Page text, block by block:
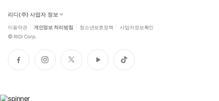
리디(주) 사업자 정보
이용약관 개인정보 처리방침 청소년보호정책 사업자정보확인
© RIDI Corp.
페
이
인
스
트
위
유
튜
틱
톡